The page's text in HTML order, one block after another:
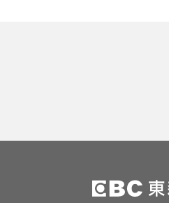
DB12 S登場
才宣佈停播一週！網
突離世 團隊發聲證實